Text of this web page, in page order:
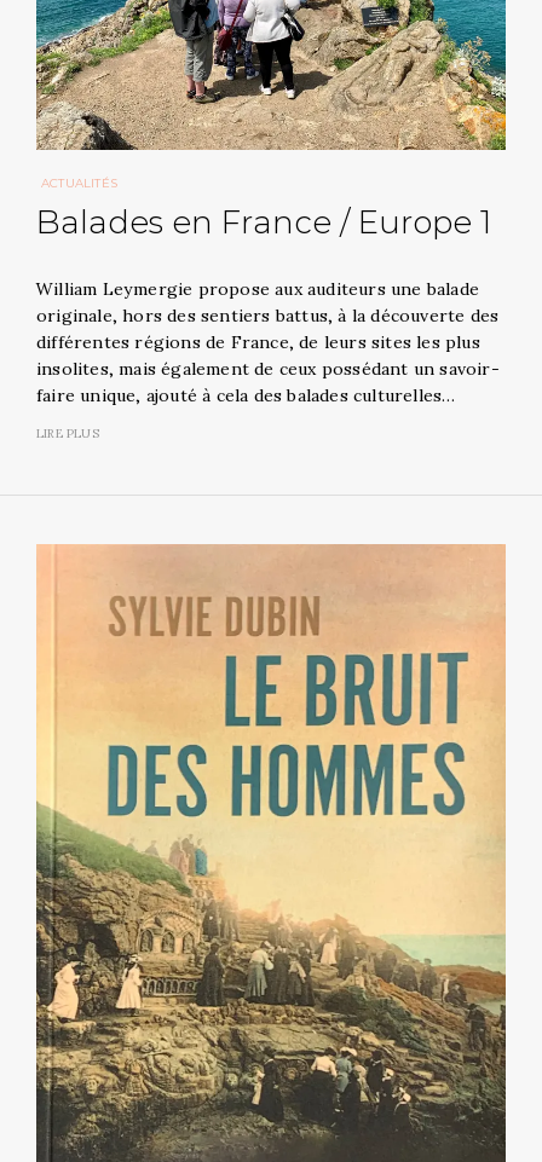
ACTUALITÉS
Balades en France / Europe 1
William Leymergie propose aux auditeurs une balade
originale, hors des sentiers battus, à la découverte des
différentes régions de France, de leurs sites les plus
insolites, mais également de ceux possédant un savoir-
faire unique, ajouté à cela des balades culturelles…
LIRE PLUS